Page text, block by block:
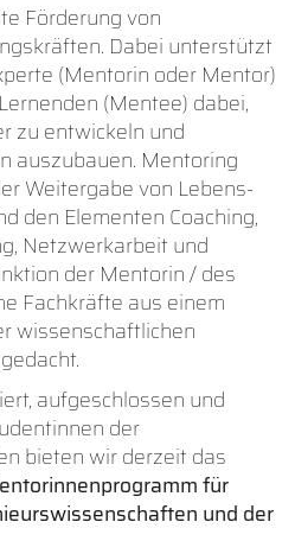
Förderung von
Dabei unterstützt
(Mentorin oder Mentor)
(Mentee) dabei,
zu entwickeln und
auszubauen. Mentoring
Weitergabe von Lebens-
den Elementen Coaching,
Netzwerkarbeit und
der Mentorin / des
Fachkräfte aus einem
wissenschaftlichen
aufgeschlossen und
der
bieten wir derzeit das
für
und der